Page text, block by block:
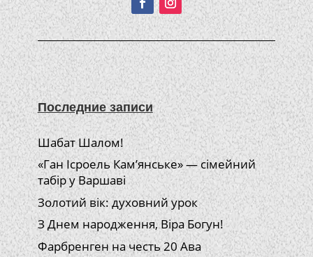
Последние записи
Шабат Шалом!
«Ган Ісроель Кам’янське» — сімейний
табір у Варшаві
Золотий вік: духовний урок
З Днем народження, Віра Богун!
Фарбренген на честь 20 Ава